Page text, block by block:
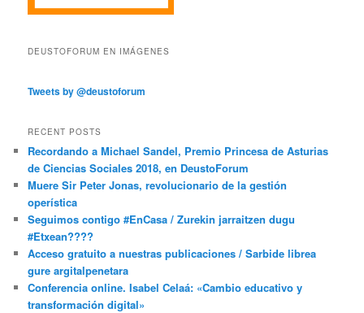
DEUSTOFORUM EN IMÁGENES
Tweets by @deustoforum
RECENT POSTS
Recordando a Michael Sandel, Premio Princesa de Asturias
de Ciencias Sociales 2018, en DeustoForum
Muere Sir Peter Jonas, revolucionario de la gestión
operística
Seguimos contigo #EnCasa / Zurekin jarraitzen dugu
#Etxean????
Acceso gratuito a nuestras publicaciones / Sarbide librea
gure argitalpenetara
Conferencia online. Isabel Celaá: «Cambio educativo y
transformación digital»